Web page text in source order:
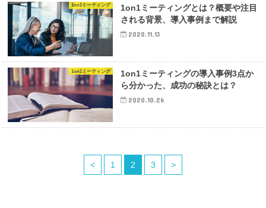
1on1ミーティング
1on1ミーティングとは？概要や注目
される背景、導入事例まで解説
2020.11.13
1on1ミーティング
1on1ミーティングの導入事例3点か
ら分かった、成功の秘訣とは？
2020.10.26
< 1 2 3 >